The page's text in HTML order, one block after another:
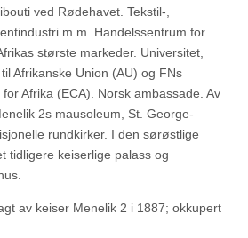
ved Rødehavet. Tekstil-,
m.m. Handelssentrum for
største markeder. Universitet,
Afrikanske Union (AU) og FNs
Afrika (ECA). Norsk ambassade. Av
2s mausoleum, St. George-
rundkirker. I den sørøstlige
tidligere keiserlige palass og
av keiser Menelik 2 i 1887; okkupert